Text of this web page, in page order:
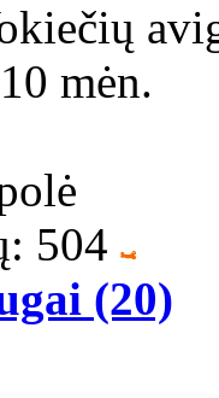
mėn.
504
(20)